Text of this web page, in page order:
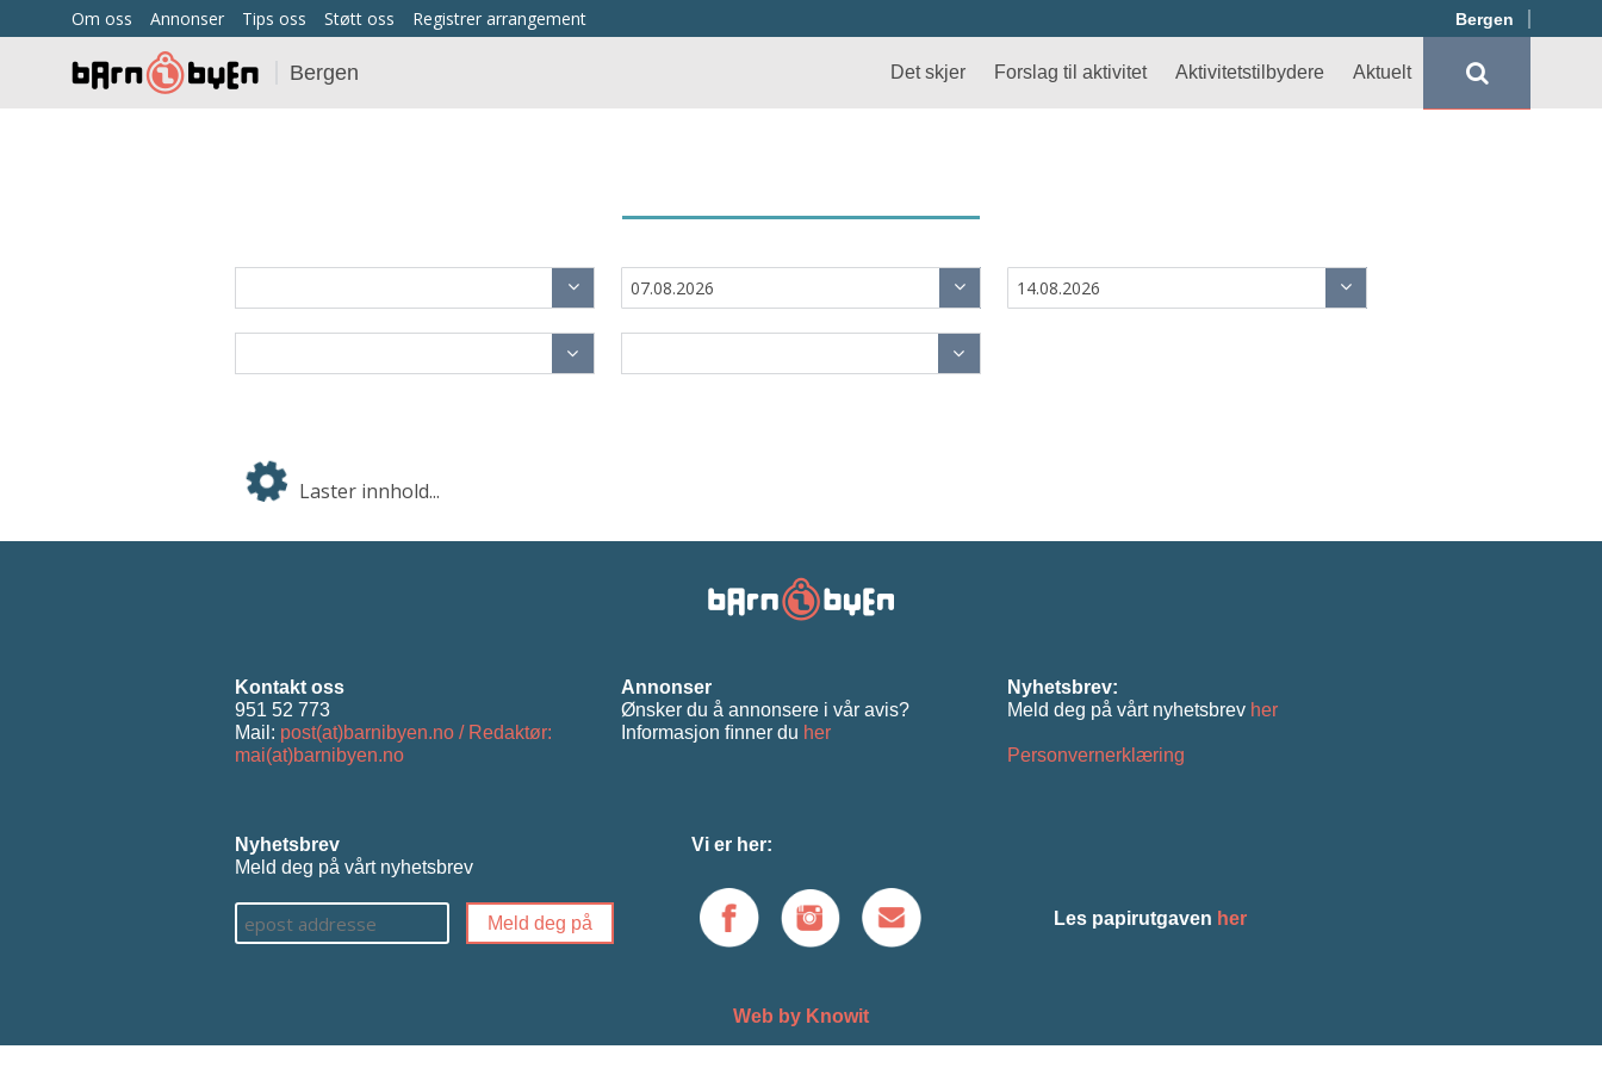
Om oss Annonser Tips oss Støtt oss Registrer arrangement Bergen
Bergen Det skjer Forslag til aktivitet Aktivitetstilbydere Aktuelt
Laster innhold...
Kontakt oss
951 52 773
Mail: post(at)barnibyen.no / Redaktør:
mai(at)barnibyen.no
Annonser
Ønsker du å annonsere i vår avis?
Informasjon ﬁnner du her
Nyhetsbrev:
Meld deg på vårt nyhetsbrev her
Personvernerklæring
Nyhetsbrev
Meld deg på vårt nyhetsbrev
Vi er her:
Les papirutgaven her
Web by Knowit